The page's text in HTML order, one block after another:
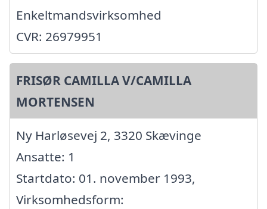
Enkeltmandsvirksomhed
CVR: 26979951
FRISØR CAMILLA V/CAMILLA
MORTENSEN
Ny Harløsevej 2, 3320 Skævinge
Ansatte: 1
Startdato: 01. november 1993,
Virksomhedsform: